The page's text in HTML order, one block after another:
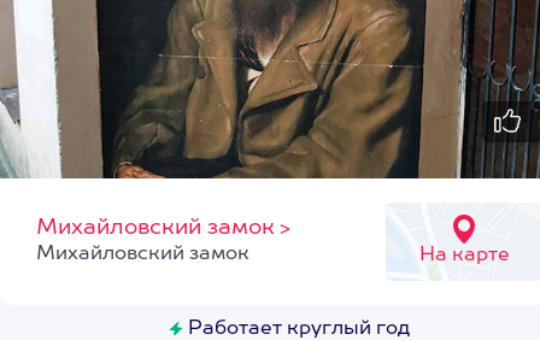
Михайловский замок >
На карте
Михайловский замок
Работает круглый год